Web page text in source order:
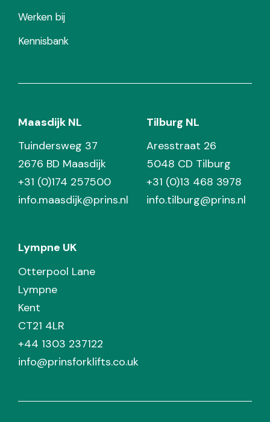
Werken bij
Kennisbank
Maasdijk NL
Tuindersweg 37
2676 BD Maasdijk
+31 (0)174 257500
info.maasdijk@prins.nl
Tilburg NL
Aresstraat 26
5048 CD Tilburg
+31 (0)13 468 3978
info.tilburg@prins.nl
Lympne UK
Otterpool Lane
Lympne
Kent
CT21 4LR
+44 1303 237122
info@prinsforklifts.co.uk